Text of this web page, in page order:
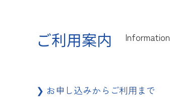
ご利用案内 Information
❯ お申し込みからご利用まで